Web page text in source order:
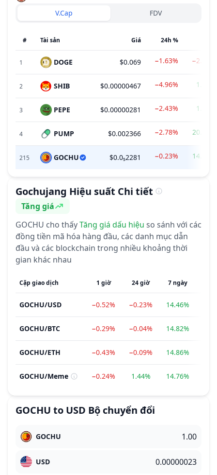
V.Cap FDV
# Tài sản Giá 24h %
1 DOGE $0.069 −1.63% −2.49%
2 SHIB $0.00000467 −4.96% 1.00%
3 PEPE $0.00000281 −2.43% 1.08%
4 PUMP $0.002366 −2.78% 20.07%
215 GOCHU $0.0₅2281 −0.23% 14.44%
Gochujang Hiệu suất Chi tiết
Cảm tính
Tăng giá
GOCHU cho thấyTăng giá dấu hiệu so sánh với các
đồng tiền mã hóa hàng đầu, các danh mục dẫn
đầu và các blockchain trong nhiều khoảng thời
gian khác nhau
Cặp giao dịch 1 giờ 24 giờ 7 ngày
GOCHU/USD −0.52% −0.23% 14.46%
GOCHU/BTC −0.29% −0.04% 14.82%
GOCHU/ETH −0.43% −0.09% 14.86%
GOCHU/Meme −0.24% 1.44% 14.76%
GOCHU to USD Bộ chuyển đổi
GOCHU
USD